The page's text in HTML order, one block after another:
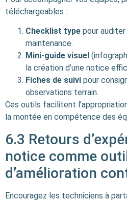
téléchargeables :
Checklist type pour
maintenance.
Mini-guide visuel
la création d’une notice
Fiches de suivi pour
observations terrain.
Ces outils facilitent
la montée en compétence des
6.3 Retours
notice comme
d’amélioration
Encouragez les techniciens à